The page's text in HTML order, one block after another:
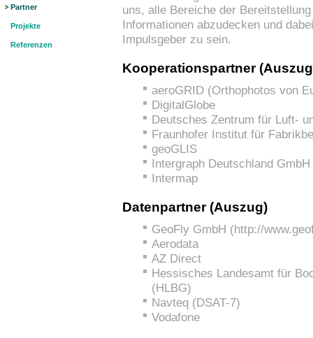
Partner
Projekte
Referenzen
uns, alle Bereiche der
Informationen abzudecken und
Impulsgeber zu sein.
Kooperationspartner
aeroGRID (Orthophotos von
DigitalGlobe
Deutsches Zentrum für Luft-
Fraunhofer Institut für
geoGLIS
Intergraph Deutschland GmbH
Intermap
Datenpartner (Auszug)
GeoFly GmbH (http://
Aerodata
AZ Direct
Hessisches Landesamt für
(HLBG)
Navteq (DSAT-7)
Vodafone